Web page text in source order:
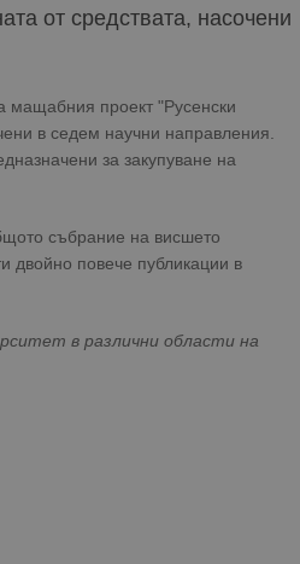
от средствата, насочени
мащабния проект "Русенски
в седем научни направления.
за закупуване на
събрание на висшето
двойно повече публикации в
в различни области на